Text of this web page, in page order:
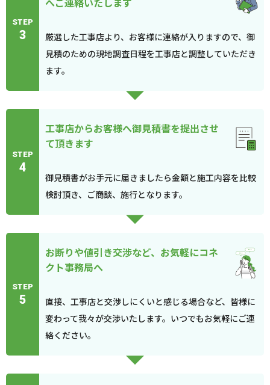
STEP
3
厳選した工事店より、お客様に連絡が入りますので、御
見積のための現地調査日程を工事店と調整していただき
ます。
STEP
4
工事店からお客様へ御見積書を提出させ
て頂きます
御見積書がお手元に届きましたら金額と施工内容を比較
検討頂き、ご商談、施行となります。
STEP
5
お断りや値引き交渉など、お気軽にコネ
クト事務局へ
直接、工事店と交渉しにくいと感じる場合など、皆様に
変わって我々が交渉いたします。いつでもお気軽にご連
絡ください。